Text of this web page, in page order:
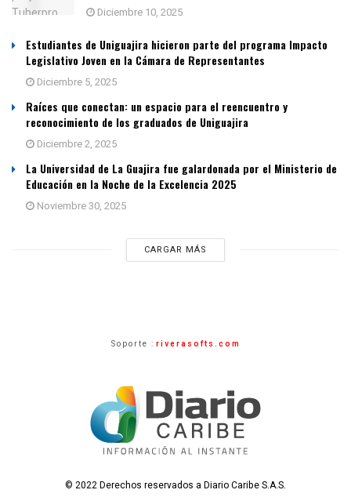
Diciembre 10, 2025
Estudiantes de Uniguajira hicieron parte del programa Impacto
Legislativo Joven en la Cámara de Representantes
Diciembre 5, 2025
Raíces que conectan: un espacio para el reencuentro y
reconocimiento de los graduados de Uniguajira
Diciembre 2, 2025
La Universidad de La Guajira fue galardonada por el Ministerio de
Educación en la Noche de la Excelencia 2025
Noviembre 30, 2025
CARGAR MÁS
Soporte : riverasofts.com
© 2022 Derechos reservados a Diario Caribe S.A.S.